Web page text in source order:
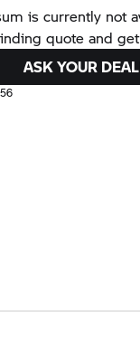
is currently not
quote and
ASK YOUR